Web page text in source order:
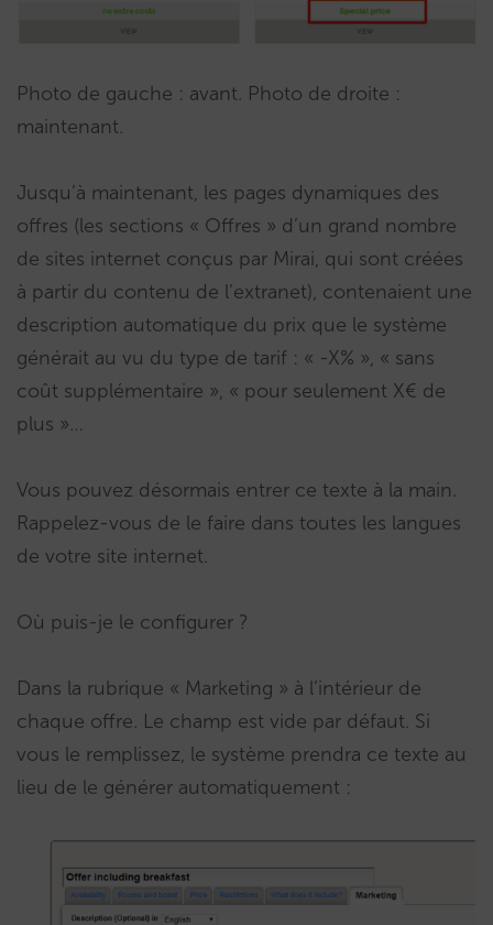
Photo de gauche : avant. Photo de droite :
maintenant.
Jusqu’à maintenant, les pages dynamiques des
offres (les sections « Offres » d’un grand nombre
de sites internet conçus par Mirai, qui sont créées
à partir du contenu de l’extranet), contenaient une
description automatique du prix que le système
générait au vu du type de tarif : « -X% », « sans
coût supplémentaire », « pour seulement X€ de
plus »…
Vous pouvez désormais entrer ce texte à la main.
Rappelez-vous de le faire dans toutes les langues
de votre site internet.
Où puis-je le configurer ?
Dans la rubrique « Marketing » à l’intérieur de
chaque offre. Le champ est vide par défaut. Si
vous le remplissez, le système prendra ce texte au
lieu de le générer automatiquement :